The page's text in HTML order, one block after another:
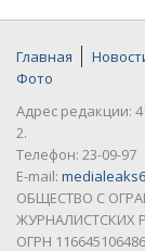
Главная
Фото
Адрес редакции:
2.
Телефон: 23-09-97
E-mail:
ОБЩЕСТВО С
ЖУРНАЛИСТСКИХ
ОГРН